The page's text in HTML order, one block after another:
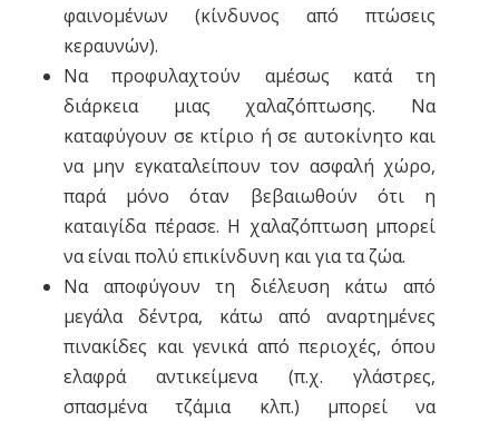
φαινομένων (κίνδυνος από πτώσεις
κεραυνών).
Να προφυλαχτούν αμέσως κατά τη
διάρκεια μιας χαλαζόπτωσης. Να
καταφύγουν σε κτίριο ή σε αυτοκίνητο και
να μην εγκαταλείπουν τον ασφαλή χώρο,
παρά μόνο όταν βεβαιωθούν ότι η
καταιγίδα πέρασε. Η χαλαζόπτωση μπορεί
να είναι πολύ επικίνδυνη και για τα ζώα.
Να αποφύγουν τη διέλευση κάτω από
μεγάλα δέντρα, κάτω από αναρτημένες
πινακίδες και γενικά από περιοχές, όπου
ελαφρά αντικείμενα (π.χ. γλάστρες,
σπασμένα τζάμια κλπ.) μπορεί να